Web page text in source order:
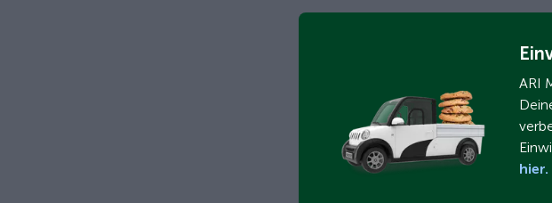
ARI
hier.